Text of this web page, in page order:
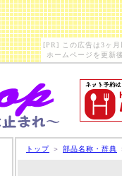
[PR] この広告は3ヶ
ホームページを更新
トップ ＞ 部品名称・辞典